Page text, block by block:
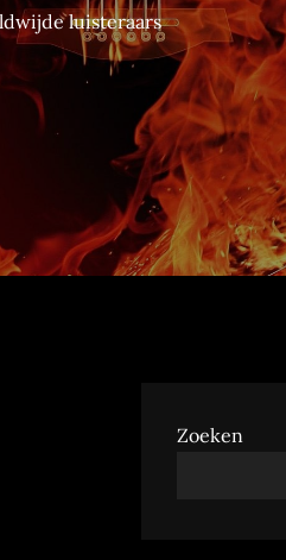
luisteraars
Zoeken